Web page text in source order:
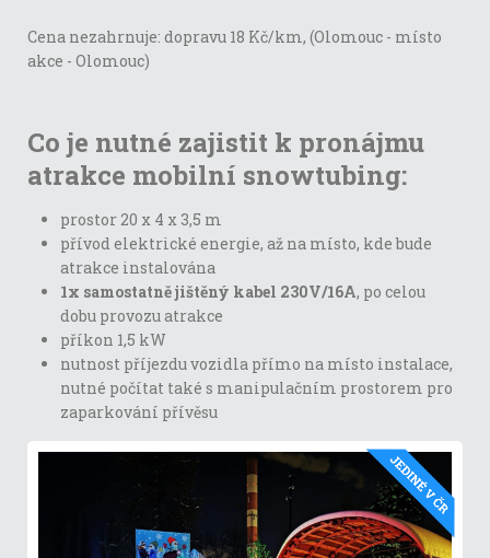
Cena nezahrnuje: dopravu 18 Kč/km, (Olomouc - místo
akce - Olomouc)
Co je nutné zajistit k pronájmu
atrakce mobilní snowtubing:
prostor 20 x 4 x 3,5 m
přívod elektrické energie, až na místo, kde bude
atrakce instalována
1x samostatně jištěný kabel 230V/16A, po celou
dobu provozu atrakce
příkon 1,5 kW
nutnost příjezdu vozidla přímo na místo instalace,
nutné počítat také s manipulačním prostorem pro
zaparkování přívěsu